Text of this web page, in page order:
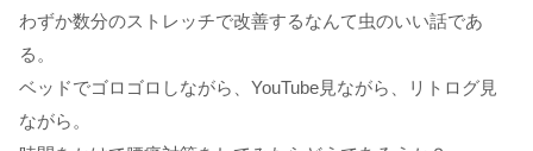
わずか数分のストレッチで改善するなんて虫のいい話であ
る。
ベッドでゴロゴロしながら、YouTube見ながら、リトログ見
ながら。